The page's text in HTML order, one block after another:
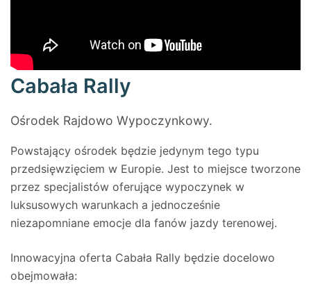
Cabała Rally
Ośrodek Rajdowo Wypoczynkowy.
Powstający ośrodek będzie jedynym tego typu
przedsięwzięciem w Europie. Jest to miejsce tworzone
przez specjalistów oferujące wypoczynek w
luksusowych warunkach a jednocześnie
niezapomniane emocje dla fanów jazdy terenowej.
Innowacyjna oferta Cabała Rally będzie docelowo
obejmowała: